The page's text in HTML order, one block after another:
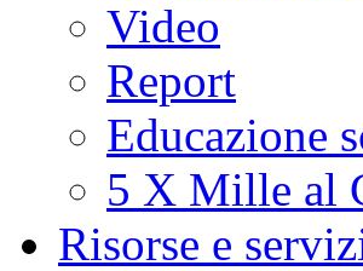
Video
Report
Educazione
5 X Mille al
Risorse e